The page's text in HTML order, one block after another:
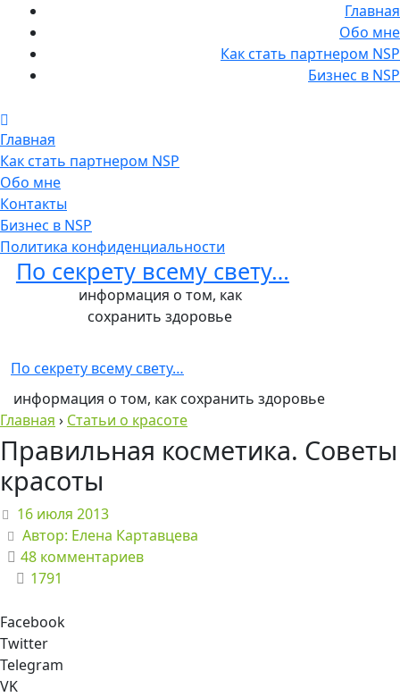
Главная
Обо мне
Как стать партнером NSP
Бизнес в NSP
Главная
Как стать партнером NSP
Обо мне
Контакты
Бизнес в NSP
Политика конфиденциальности
По секрету всему свету…
информация о том, как
сохранить здоровье
По секрету всему свету…
информация о том, как сохранить здоровье
Главная › Статьи о красоте
Правильная косметика. Советы
красоты
16 июля 2013
Автор: Елена Картавцева
48 комментариев
1791
Facebook
Twitter
Telegram
VK